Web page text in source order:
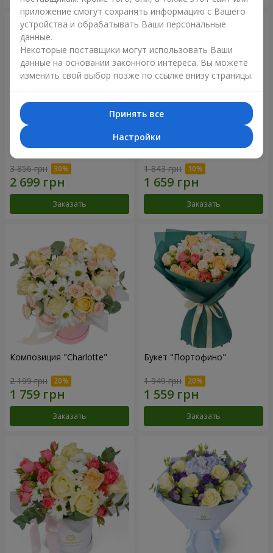
Цветы в коробке "Барокко"
3 856 грн
Заказать
Букет "Розовый вкус
1 843 грн
Заказать
Композиция "Charlotte"
2 199 грн
Заказать
Букет "Портофино"
1 949 грн
Заказать
приложение смогут сохранять информацию с Вашего
устройства и обрабатывать Ваши персональные
данные.
Некоторые поставщики могут использовать Ваши
данные на основании законного интереса. Вы можете
изменить свой выбор позже по ссылке внизу страницы.
Принять все
Настройки